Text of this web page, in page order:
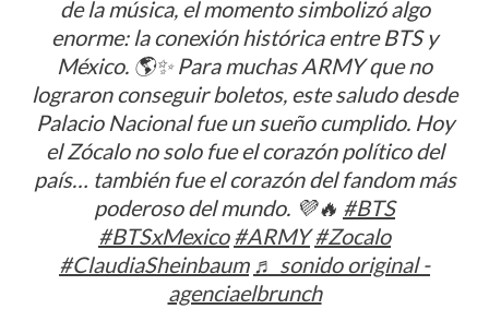
de la música, el momento simbolizó algo
enorme: la conexión histórica entre BTS y
México. 🌎✨ Para muchas ARMY que no
lograron conseguir boletos, este saludo desde
Palacio Nacional fue un sueño cumplido. Hoy
el Zócalo no solo fue el corazón político del
país… también fue el corazón del fandom más
poderoso del mundo. 💜🔥 #BTS
#BTSxMexico #ARMY #Zocalo
#ClaudiaSheinbaum ♬ sonido original -
agenciaelbrunch